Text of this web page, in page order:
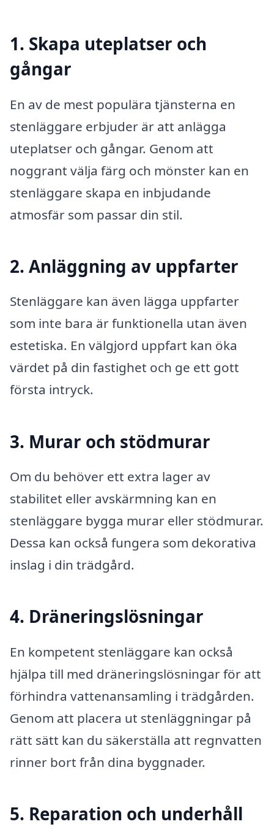
1. Skapa uteplatser och
gångar
En av de mest populära tjänsterna en
stenläggare erbjuder är att anlägga
uteplatser och gångar. Genom att
noggrant välja färg och mönster kan en
stenläggare skapa en inbjudande
atmosfär som passar din stil.
2. Anläggning av uppfarter
Stenläggare kan även lägga uppfarter
som inte bara är funktionella utan även
estetiska. En välgjord uppfart kan öka
värdet på din fastighet och ge ett gott
första intryck.
3. Murar och stödmurar
Om du behöver ett extra lager av
stabilitet eller avskärmning kan en
stenläggare bygga murar eller stödmurar.
Dessa kan också fungera som dekorativa
inslag i din trädgård.
4. Dräneringslösningar
En kompetent stenläggare kan också
hjälpa till med dräneringslösningar för att
förhindra vattenansamling i trädgården.
Genom att placera ut stenläggningar på
rätt sätt kan du säkerställa att regnvatten
rinner bort från dina byggnader.
5. Reparation och underhåll